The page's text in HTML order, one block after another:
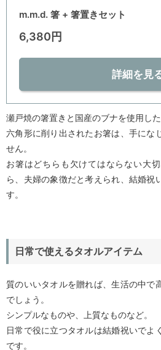
m.m.d. 箸 + 箸置きセット
6,380円
詳細を見
瀬戸焼の箸置きと国産のブナを使用した
六角形に削り出されたお箸は、手にな
せん。
お箸はどちらも欠けてはならない大
ら、夫婦の象徴だと考えられ、結婚祝
す。
日常で使えるタオルアイテム
質のいいタオルを贈れば、生活の中で
でしょう。
シンプルなものや、上質なものなど。
日常で役に立つタオルは結婚祝いでよ
です。